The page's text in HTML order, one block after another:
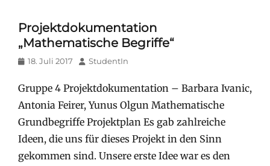
Projektdokumentation
„Mathematische Begriffe“
Posted
18. Juli 2017 Author
StudentIn
Gruppe 4 Projektdokumentation – Barbara Ivanic,
Antonia Feirer, Yunus Olgun Mathematische
Grundbegriffe Projektplan Es gab zahlreiche
Ideen, die uns für dieses Projekt in den Sinn
gekommen sind. Unsere erste Idee war es den